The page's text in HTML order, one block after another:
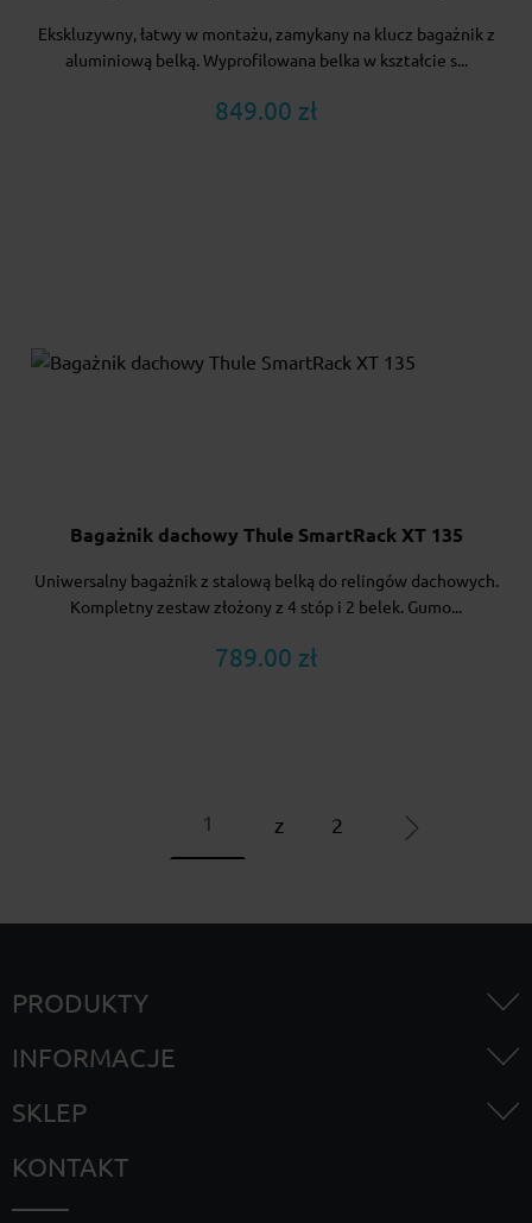
Ekskluzywny, łatwy w montażu, zamykany na klucz bagażnik z
aluminiową belką. Wyprofilowana belka w kształcie s...
849.00 zł
Bagażnik dachowy Thule SmartRack XT 135
Uniwersalny bagażnik z stalową belką do relingów dachowych.
Kompletny zestaw złożony z 4 stóp i 2 belek. Gumo...
789.00 zł
z 2
PRODUKTY
INFORMACJE
SKLEP
KONTAKT